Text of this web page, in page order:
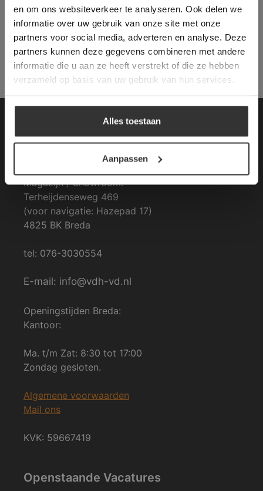
en om ons websiteverkeer te analyseren. Ook delen we
informatie over uw gebruik van onze site met onze
partners voor social media, adverteren en analyse. Deze
partners kunnen deze gegevens combineren met andere
informatie die u aan ze heeft verstrekt of die ze hebben
verzameld op basis van uw gebruik van hun services.
Alles toestaan
Aanpassen
VOOR APULIA IVORY BEIGE
‘ANTICATO’
Contactgegevens
Van den Heuvel & Van Duuren
Magazijn / Showroom:
Terheijdenseweg 469
(voor navigatie: Hazepad 17)
4825 BK Breda
tel: 076-3030554
E-mail: info@vdh-vd.nl
Openingstijden Breda:
Kantoor:
Ma. t/m Zat: 8:30 tot 17:00
Zondag gesloten.
Algemene voorwaarden
Mail ons
KVK: 59667419
Openstaande Vacatures
gebruikerservaring te verbeteren. Door
gebruik te maken van onze website geeft u
toestemming voor alle cookies in
overeenstemming met ons cookiebeleid.Lees
verder
ALLES ACCEPTEREN
ALLES AFWIJZEN
DETAILS WEERGEVEN